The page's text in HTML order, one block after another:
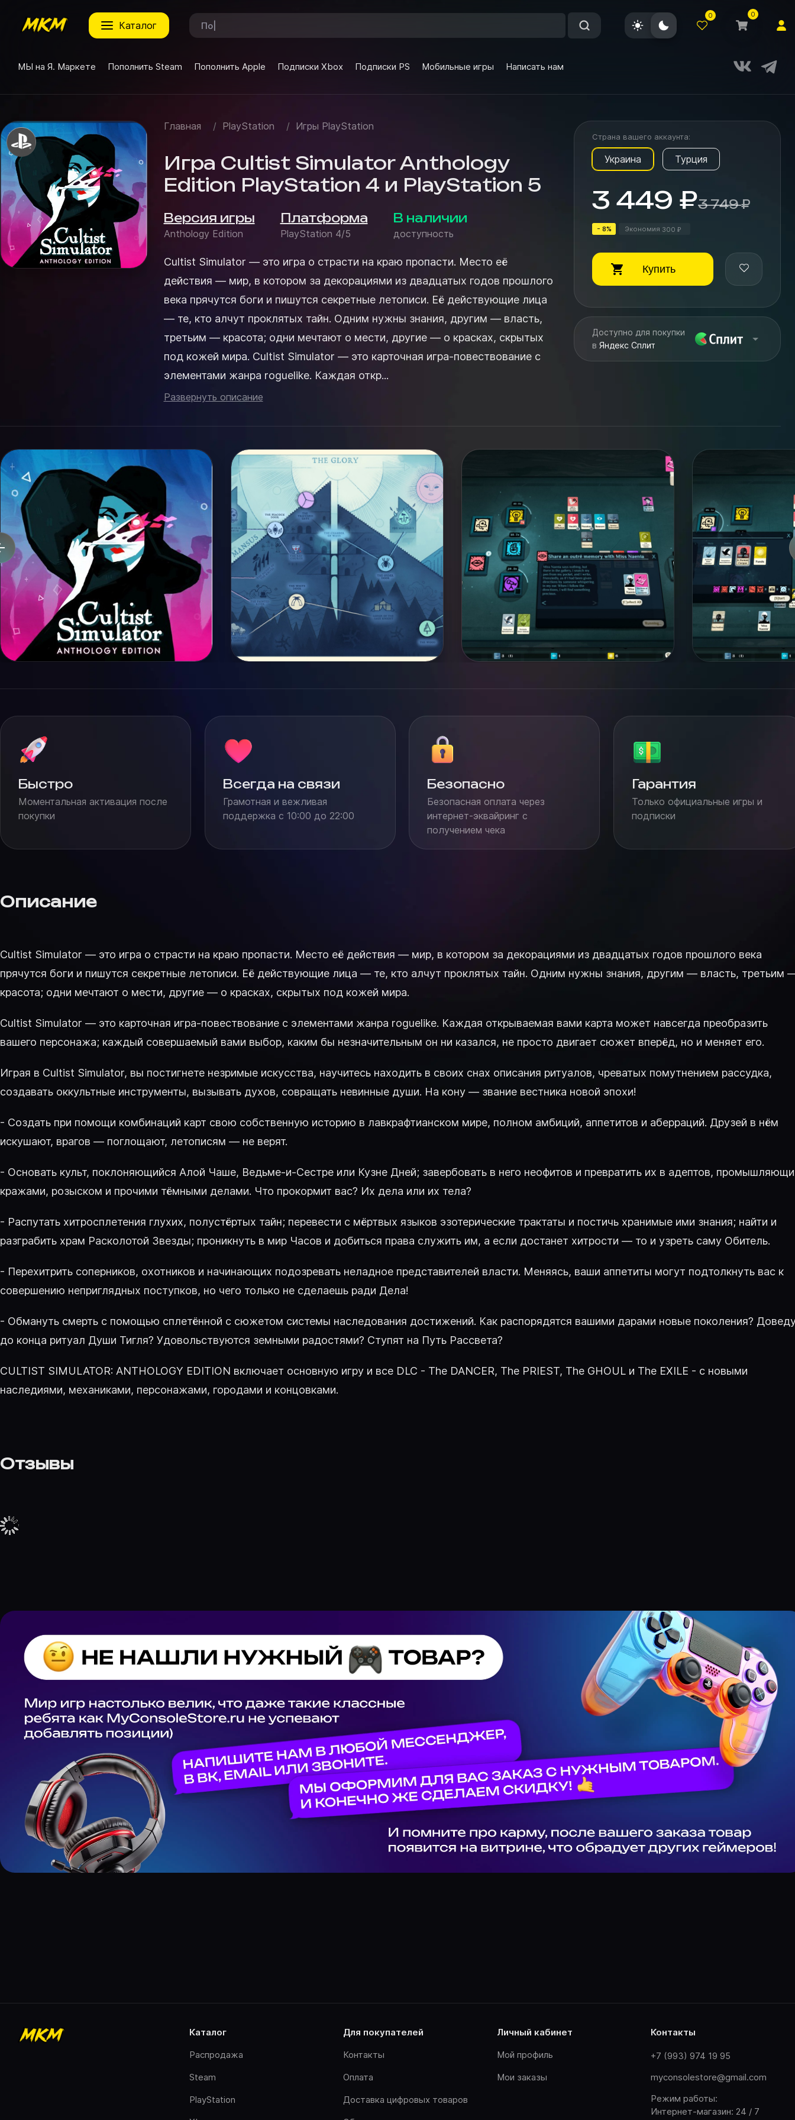
каталог
0 0
МЫ на Я. Маркете Пополнить Steam Пополнить Apple Подписки Xbox Подписки PS Мобильные игры Написать нам
Главная / PlayStation / Игры PlayStation
Игра Cultist Simulator Anthology
Edition PlayStation 4 и PlayStation 5
Версия игры
Anthology Edition
Платформа
PlayStation 4/5
В наличии
доступность
Cultist Simulator — это игра о страсти на краю пропасти. Место её
действия — мир, в котором за декорациями из двадцатых годов прошлого
века прячутся боги и пишутся секретные летописи. Её действующие лица
— те, кто алчут проклятых тайн. Одним нужны знания, другим — власть,
третьим — красота; одни мечтают о мести, другие — о красках, скрытых
под кожей мира. Cultist Simulator — это карточная игра-повествование с
элементами жанра roguelike. Каждая откр...
Развернуть описание
Страна вашего аккаунта:
Украина Турция
3 449 ₽3 749 ₽
- 8% Экономия 300 ₽
Купить
Доступно для покупки
в Яндекс Сплит
Быстро
Моментальная активация после
покупки
Всегда на связи
Грамотная и вежливая
поддержка с 10:00 до 22:00
Безопасно
Безопасная оплата через
интернет-эквайринг с
получением чека
Гарантия
Только официальные игры и
подписки
Описание
Cultist Simulator — это игра о страсти на краю пропасти. Место её действия — мир, в котором за декорациями из двадцатых годов прошлого века
прячутся боги и пишутся секретные летописи. Её действующие лица — те, кто алчут проклятых тайн. Одним нужны знания, другим — власть, третьим
красота; одни мечтают о мести, другие — о красках, скрытых под кожей мира.
Cultist Simulator — это карточная игра-повествование с элементами жанра roguelike. Каждая открываемая вами карта может навсегда преобразить
вашего персонажа; каждый совершаемый вами выбор, каким бы незначительным он ни казался, не просто двигает сюжет вперёд, но и меняет его.
Играя в Cultist Simulator, вы постигнете незримые искусства, научитесь находить в своих снах описания ритуалов, чреватых помутнением рассудка,
создавать оккультные инструменты, вызывать духов, совращать невинные души. На кону — звание вестника новой эпохи!
- Создать при помощи комбинаций карт свою собственную историю в лавкрафтианском мире, полном амбиций, аппетитов и аберраций. Друзей в нём
искушают, врагов — поглощают, летописям — не верят.
- Основать культ, поклоняющийся Алой Чаше, Ведьме-и-Сестре или Кузне Дней; завербовать в него неофитов и превратить их в адептов,
кражами, розыском и прочими тёмными делами. Что прокормит вас? Их дела или их тела?
- Распутать хитросплетения глухих, полустёртых тайн; перевести с мёртвых языков эзотерические трактаты и постичь хранимые ими знания; найти и
разграбить храм Расколотой Звезды; проникнуть в мир Часов и добиться права служить им, а если достанет хитрости — то и узреть саму Обитель.
- Перехитрить соперников, охотников и начинающих подозревать неладное представителей власти. Меняясь, ваши аппетиты могут подтолкнуть вас к
совершению неприглядных поступков, но чего только не сделаешь ради Дела!
- Обмануть смерть с помощью сплетённой с сюжетом системы наследования достижений. Как распорядятся вашими дарами новые поколения?
до конца ритуал Души Тигля? Удовольствуются земными радостями? Ступят на Путь Рассвета?
CULTIST SIMULATOR: ANTHOLOGY EDITION включает основную игру и все DLC - The DANCER, The PRIEST, The GHOUL и The EXILE - с новыми
наследиями, механиками, персонажами, городами и концовками.
Отзывы
каталог
Распродажа
Steam
PlayStation
для покупателей
Контакты
Оплата
Доставка цифровых товаров
личный кабинет
Мой профиль
Мои заказы
контакты
+7 (993) 974 19 95
myconsolestore@gmail.com
Режим работы:
Интернет-магазин: 24 / 7